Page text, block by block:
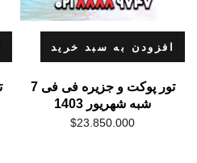
افزودن به سبد خرید
تور پوکت و جزیره فی فی 7
شبه شهریور 1403
$23.850.000